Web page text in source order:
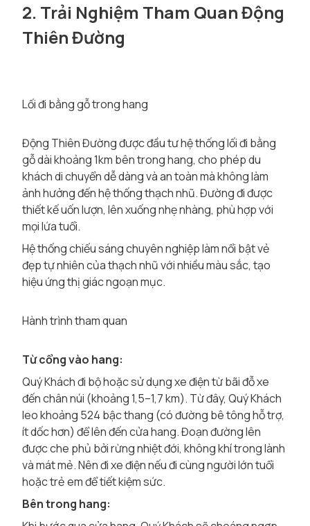
2. Trải Nghiệm Tham Quan Động
Thiên Đường
Lối đi bằng gỗ trong hang
Động Thiên Đường được đầu tư hệ thống lối đi bằng
gỗ dài khoảng 1km bên trong hang, cho phép du
khách di chuyển dễ dàng và an toàn mà không làm
ảnh hưởng đến hệ thống thạch nhũ. Đường đi được
thiết kế uốn lượn, lên xuống nhẹ nhàng, phù hợp với
mọi lứa tuổi.
Hệ thống chiếu sáng chuyên nghiệp làm nổi bật vẻ
đẹp tự nhiên của thạch nhũ với nhiều màu sắc, tạo
hiệu ứng thị giác ngoạn mục.
Hành trình tham quan
Từ cổng vào hang:
Quý Khách đi bộ hoặc sử dụng xe điện từ bãi đỗ xe
đến chân núi (khoảng 1,5–1,7 km). Từ đây, Quý Khách
leo khoảng 524 bậc thang (có đường bê tông hỗ trợ,
ít dốc hơn) để lên đến cửa hang. Đoạn đường lên
được che phủ bởi rừng nhiệt đới, không khí trong lành
và mát mẻ. Nên đi xe điện nếu đi cùng người lớn tuổi
hoặc trẻ em để tiết kiệm sức.
Bên trong hang: